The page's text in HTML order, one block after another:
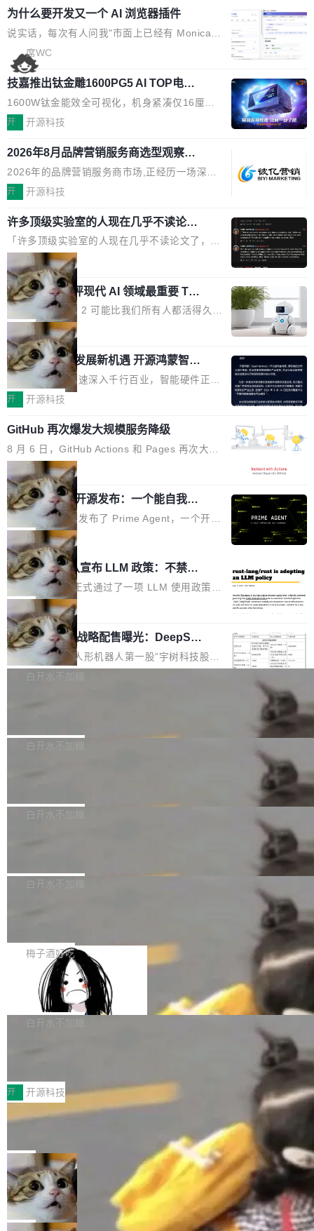
为什么要开发又一个 AI 浏览器插件
说实话，每次有人问我"市面上已经有 Monica、
Sider、Copilot for Chrome 这些 AI 浏览器插件
了，你为什么还要再做一个"，我都觉得这个问题
问得好。 因为我自己也是从用户变成开发者的。
现有产品的天花板 我用过不少 AI 浏览器插件。
刚开始觉得都挺好——选中一段文字，弹出解
要。但用久了你会发现，它们本质上都是同一类
东西：一个带网页上下文的聊天框。 它们能读取
页面的文本，然后把文本丢给大模型，再返回一
段回答。仅此而已。 这当然有用，但总觉得差点
意思。比如我在一个后台管理系统里，需要填50
个表单字段，每个字段还有联动逻辑；比如我
想...
席WC
技嘉推出钛金雕1600PG5 AI TOP电
源：为发烧级主机与本地AI算力打造旗
舰供电方案
1600W钛金能效全可视化，机身紧凑仅16厘米
继2026台北电脑展首度亮相后，技嘉科技近日正
电源专为发烧级DIY主机与本地AI算力平台打
造，整机长度仅16厘米，提供1600W额定功率
与80PLUS钛金能效；支持ATX 3.1与PCIe 5.1
规范，结合服务器级元件、完善供电线材与内置
实时LCD监控屏，可充分满足当下高阶PC主机
的严苛使用需求。 澎湃功率，紧凑机身 钛金雕1
600PG5 AI TOP具备强悍输出功率，同时实现
机身尺寸大幅精简。整机长度仅16厘米，属于同
功率段机身尺寸十分紧凑的1600W电源产品。小
巧机身有效提升市面主流标准A...
开 开源科技
2026年8月品牌营销服务商选型观察：
从流量思维到品牌资产思维的范式转移
2026年的品牌营销服务商市场,正经历一场深刻
的价值重构。全球全案品牌代理机构市场从2025
复合增长率达5.44%,预计2032年将突破120亿美
元。数字广告与公共关系相关服务市场更是从20
25年的8463亿美元扩张至2026年的8763亿美
元。数字的背后是一个清晰的事实——品牌对专
业化营销服务的需求从未如此迫切。 但市场扩容
的同时,服务商的竞争逻辑正在改变。2026年Top
Agency年度合辑的观察指出,“产品”这个离消费
者最近的载体,在整个品牌营销层面的权重显著变
高了。全域营销服务商的竞争正在从规模转向深
度,案例厚度、全域覆盖、多线协同...
开 开源科技
许多顶级实验室的人现在几乎不读论文
了
「许多顶级实验室的人现在几乎不读论文了，而
且他们认为 ICLR/ICML/NeurIPS 充斥着大量过
度宣传和欺诈。」 OpenAI 研究员 Keller Jorda
n 这条推文引发了广泛讨论。他不是在说风凉
话，他是说出了一个圈内人尽皆知但很少公开捅
破的事实。 Jordan 随后补充了一句软化声明：
「我不认为这些会议上大部分论文都在过度宣传
或造假。问题是，作为读者，如果你筛选出那些
看起来最令人兴奋的论文，那它们大部分都是过
度宣传的。」 这才是真正的痛点。不是所有论文
都有问题，是最吸引眼球的那批论文最有问题。
他引用的帖子来自 Mathew Shen，一位 ICLR 2
026 的读者：「看了篇 ...
局
xAI 前工程师评现代 AI 领域最重要 Top
3 开源项目
Flash Attention 2 可能比我们所有人都活得久。
这句话不是来自某个技术博客，而是出自 Hieu
Pham 的一条推文。Hieu Pham 是谁？他是 xAI
的早期工程师之一，在 Grok 训练基础设施团队
工作过。近日他在 X 上发了一条帖子，列出了他
认为现代 AI 领域最重要的三个开源项目。 第一
理由很具体。FA 系列不需要解释，但 FA2 是他
认为最重要的一个——复杂度恰到好处，刚好能
驱动你去学 CuTe，但还没被那些"邪恶的" Hopp
er++ 优化所淹没，足够容易修改和适配。 更关
键的是 FA2 的持久性...
局
共商智能硬件发展新机遇 开源鸿蒙智能
硬件开发者日杭州站即将举行
随着万物智联加速深入千行百业，智能硬件正从
单点设备迈向智能化、网联化、协同化发展。作
鸿蒙通过统一技术底座和分布式能力，为不同类
型智能设备的开发、连接与互联提供关键支撑，
也为产业链企业探索产品创新与商业增长打开新
的空间。 8月14日，开源鸿蒙智能硬件开发者日
（OHDD：OpenHarmony Hardware Develope
r Day）将在杭州启航。活动面向智能硬件产业
链企业和开发者，邀请行业专家与资深技术顾
问，围绕开源鸿蒙技术能力、设备适配、芯片适
配、功耗与稳定性调优、兼容性测评及统一互联
等内容展开系统讲解和实战交流，帮助企业进一
步了解开源鸿蒙在智能...
开 开源科技
GitHub 再次爆发大规模服务降级
8 月 6 日，GitHub Actions 和 Pages 再次大规
模服务降级，Actions 完全不可用超过 5 小时，
webhook 停发，连自托管 runner 也因调度层故
障无法工作。Pages、Copilot code review、C
opilot coding agent 全部受影响。从检测到完全
恢复，大约 12 小时。 这是 2026 年 8 月的第六
起事故，其中四起与 AI/Copilot 服务相关。 Git
Hub 员工 kdaigle 在 HN 讨论中贴出了一组数
据：2025 年全年 10 亿次 commit。现在，每周
2.75 亿次，全年预计 140 亿次。GitHub...
局
Prime Agent 开源发布：一个能自我改
进的编程 Agent，ARC-AGI 3 超越人类
专家基线
Prime Intellect 发布了 Prime Agent，一个开源
的编程 Agent Harness，核心设计围绕两个抽
象：Recursive Language Model（RLM）和 C
ontinual Harness。在 ARC-AGI 3 基准测试
上，Prime Agent + Opus 5 的组合达到了 95.
5% RHAE Best@1，超过了 ARC 报告的人类专
家基线 95.4%。 不是又一个 coding agent 包装
器 Prime Agent 的架构和市面上大多数 coding
agent 有本质区别。大多数 agent harness 的设
计是基于早期模型的能力—...
局
Rust 项目团队宣布 LLM 政策：不禁
止，但你要承认哪些代码不是你写的
Rust 语言项目正式通过了一项 LLM 使用政策，
覆盖 rust-lang/rust 单一仓库的代码贡献。这不
是项目级别的官方立场，目前由五个团队采纳，
但它可能是主流开源项目中关于 AI 辅助贡献最
细致的一份规则。 政策的核心只有一句话：LLM
可以用来分析、提炼、审阅、建议，但不能用来
不得生成涉及安全性的关键变更，除非作者本身
局
宇树科技 IPO 战略配售曝光：DeepSe
ek 获配 93.3 万股，锁定 36 个月
8月6日晚间，“人形机器人第一股”宇树科技股份
有限公司披露IPO发行价格及战略配售结果，杭
36个月。 公告显示，本次宇树科技战略配售对
员工参与设立的专项资产管理计划。其中，Dee
获配9...
白开水不加糖
Bug fixes and enhancements 修复多次传递同
一个回归问题，该问题导致拉取镜像时会拒绝包
题，该问题可能导致在旧版 Linux 内核...
白开水不加糖
e 孵化器项目管理委员会（IPMC）投票中获得
P）！这一里程碑不仅标志着 Fluss 迈入新的发
白开水不加糖
长期停止内容更新，未能实现其作为“AI版维基百
提交的编辑请求也长期处于待处理状态。 Groki
pedia 于去年底上线，定位为由人工智能生成内
容的百科平台，被马斯克视为传统众包百科网站
维基百科的替代方案。Lawfare 调查发现，无论
热门页面还是低关注度页面，均未出现近期更
白开水不加糖
是这样的：配 MessageSource 的 Bean、写 R
eloadableResourceBundleMessageSource、
声明 LocaleResolver、注册 LocaleChangeInt
erceptor…五六步之后才能看到第一行翻译文
本。 Solon 换了个方式。整个 i18n 模块围绕三
梅子酒好吃
Apache Doris 4.1 全面增强 Iceberg：
支持 UPDATE、MERGE INTO 与 Iceb
erg V3
Apache Doris 4.1 要补齐的，正是缺失的那一
半。在已有查询能力的基础上，Doris 进一步支
常维护操作，并完整支持 Iceberg V3 格式。
白开水不加糖
村国家自主创新示范区会议中心开幕。本届大会
由中关村智联软件服务业质量创新联盟主办，以
“智构可信·质创未来——AI原生时代的质量新范
式”为主题，直面AI从实验室走向规模化产业落地
的核心质量命题。会上，《2026智能研发生产力
工具选型手册》发布，Testin云测的Testin XAge
nt智能测试系统入选AI测试领域代表产品。对CI
O而言，这提示了一个转变：AI测试正在从效率
工具升级为企业的质量基础设施。 CIO面对的新
开 开源科技
让非法状态不可表示：一篇关于 ADT
有一种东西，一旦用过就回不去了。Alex Fedos
eev 管它叫"软件设计的基石"。 他说的东西不新
鲜——代数数据类型（ADT），尤其是和类型
（sum type）。但他说清楚了一件事：这不是类
型系统的学术体操，是日常编码的思维方式。 文
章从一个简单的例子切入。一个网站的深色主题
局
Cloudflare 开源内部企业 AI 平台 Clou
dflare OS
Cloudflare 发布了一个开源项目 Cloudflare O
S。如果你只看官方博客，你会觉得这是又一